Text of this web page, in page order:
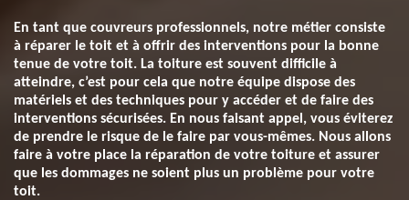
En tant que couvreurs professionnels, notre métier consiste
à réparer le toit et à offrir des interventions pour la bonne
tenue de votre toit. La toiture est souvent difficile à
atteindre, c’est pour cela que notre équipe dispose des
matériels et des techniques pour y accéder et de faire des
interventions sécurisées. En nous faisant appel, vous éviterez
de prendre le risque de le faire par vous-mêmes. Nous allons
faire à votre place la réparation de votre toiture et assurer
que les dommages ne soient plus un problème pour votre
toit.